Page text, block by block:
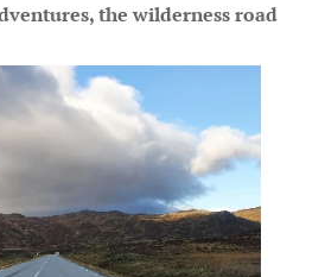
the wilderness road